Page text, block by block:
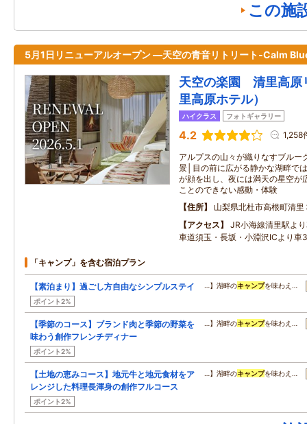
この施
5月1日リニューアルオープン ―天空の青音リトリート‐Calm
天空の楽園 清里高原
里高原ホテル）
ハイクラス フォトギャラリー
4.2 1,258
アルプスの山々が織りなすブルー
景│目の前に広がる静かな湖畔で
が顔を出し、夜には満天の星空が
ことのできない感動・体験
住所
山梨県北杜市高根町清里
アクセス
JR小海線清里駅よ
車道須玉・長坂・小淵沢ICより車
「キャンプ」を含む宿泊プラン
【素泊まり】過ごし方自由なシンプルステイ
ポイント2%
…】湖畔のキャンプを味わえ…
【季節のコース】ブランド肉と季節の野菜を
味わう創作フレンチディナー
ポイント2%
…】湖畔のキャンプを味わえ…
【土地の恵みコース】地元牛と地元食材をア
レンジした料理長渾身の創作フルコース
ポイント2%
…】湖畔のキャンプを味わえ…